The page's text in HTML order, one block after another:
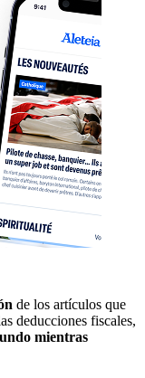
de los artículos que
deducciones fiscales,
mientras